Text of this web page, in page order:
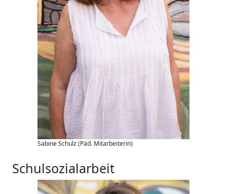
Sabine Schulz (Päd. Mitarbeiterin)
Schulsozialarbeit